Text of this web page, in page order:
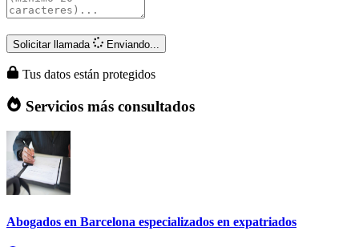
Solicitar llamada Enviando...
Tus datos están protegidos
Servicios más consultados
Abogados en Barcelona especializados en expatriados